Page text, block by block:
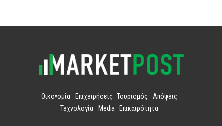
Οικονομία Επιχειρήσεις Τουρισμός
Απόψεις
Τεχνολογία
Media Επικαιρότητα